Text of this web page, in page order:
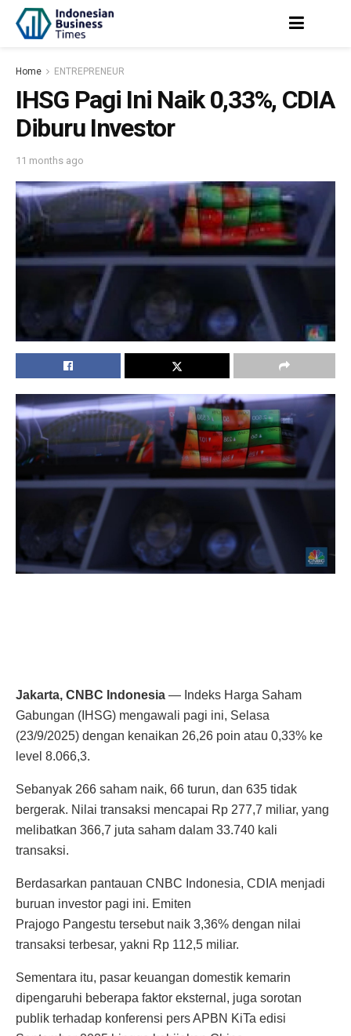
Home ENTREPRENEUR
IHSG Pagi Ini Naik 0,33%, CDIA
Diburu Investor
11 months ago
Jakarta, CNBC Indonesia — Indeks Harga Saham
Gabungan (IHSG) mengawali pagi ini, Selasa
(23/9/2025) dengan kenaikan 26,26 poin atau 0,33% ke
level 8.066,3.
Sebanyak 266 saham naik, 66 turun, dan 635 tidak
bergerak. Nilai transaksi mencapai Rp 277,7 miliar, yang
melibatkan 366,7 juta saham dalam 33.740 kali
transaksi.
Berdasarkan pantauan CNBC Indonesia, CDIA menjadi
buruan investor pagi ini. Emiten
Prajogo Pangestu tersebut naik 3,36% dengan nilai
transaksi terbesar, yakni Rp 112,5 miliar.
Sementara itu, pasar keuangan domestik kemarin
dipengaruhi beberapa faktor eksternal, juga sorotan
publik terhadap konferensi pers APBN KiTa edisi